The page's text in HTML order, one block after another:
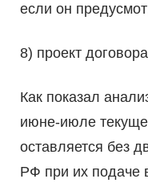
если он
8) проект
Как показал
июне-июле
оставляется без
РФ при их подаче